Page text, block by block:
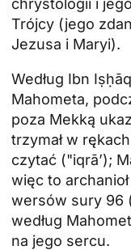
Trójcy (jego
Jezusa i Maryi).
Według Ibn
Mahometa,
poza Mekką
trzymał w
czytać ("iqrāʼ);
więc to
wersów sury 96
według
na jego sercu.